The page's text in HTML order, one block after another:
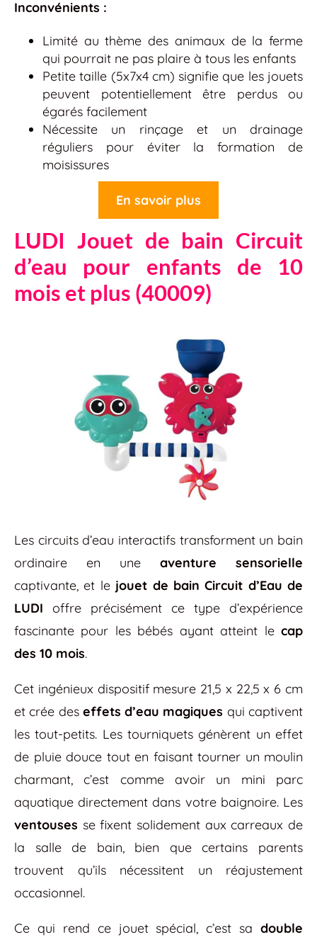
Inconvénients :
Limité au thème des animaux de la ferme
qui pourrait ne pas plaire à tous les enfants
Petite taille (5x7x4 cm) signifie que les jouets
peuvent potentiellement être perdus ou
égarés facilement
Nécessite un rinçage et un drainage
réguliers pour éviter la formation de
moisissures
En savoir plus
LUDI Jouet de bain Circuit
d’eau pour enfants de 10
mois et plus (40009)
Les circuits d’eau interactifs transforment un bain
ordinaire en une aventure sensorielle
captivante, et le jouet de bain Circuit d’Eau de
LUDI offre précisément ce type d’expérience
fascinante pour les bébés ayant atteint le cap
des 10 mois.
Cet ingénieux dispositif mesure 21,5 x 22,5 x 6 cm
et crée des effets d’eau magiques qui captivent
les tout-petits. Les tourniquets génèrent un effet
de pluie douce tout en faisant tourner un moulin
charmant, c’est comme avoir un mini parc
aquatique directement dans votre baignoire. Les
ventouses se fixent solidement aux carreaux de
la salle de bain, bien que certains parents
trouvent qu’ils nécessitent un réajustement
occasionnel.
Ce qui rend ce jouet spécial, c’est sa double